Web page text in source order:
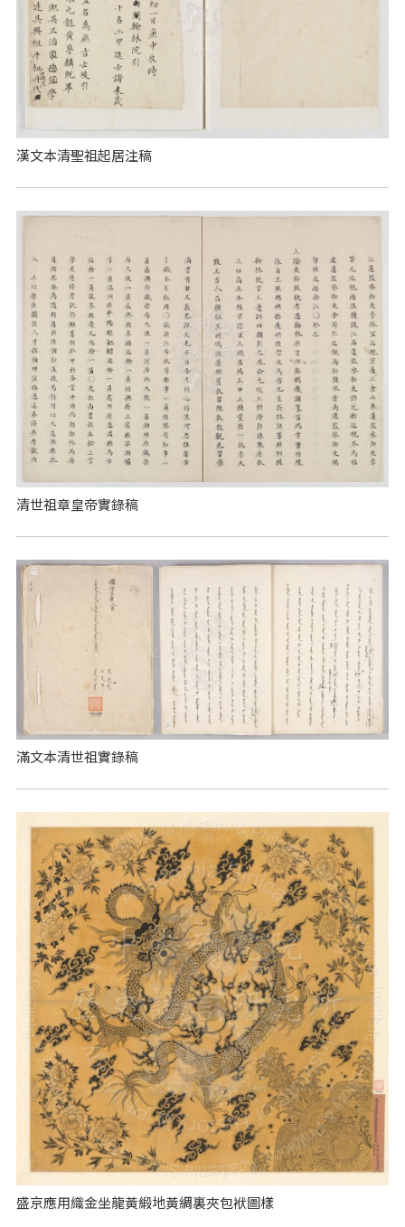
漢文本清聖祖起居注稿
清世祖章皇帝實錄稿
滿文本清世祖實錄稿
盛京應用織金坐龍黃緞地黃綢裏夾包袱圖樣